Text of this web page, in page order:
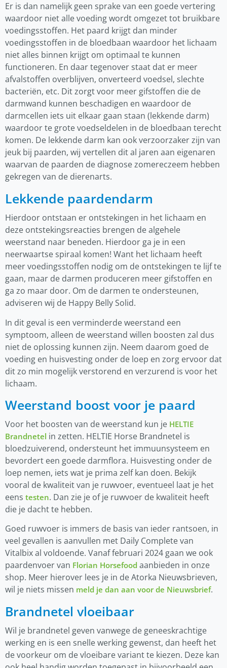
Er is dan namelijk geen sprake van een goede vertering
waardoor niet alle voeding wordt omgezet tot bruikbare
voedingsstoffen. Het paard krijgt dan minder
voedingsstoffen in de bloedbaan waardoor het lichaam
niet alles binnen krijgt om optimaal te kunnen
functioneren. En daar tegenover staat dat er meer
afvalstoffen overblijven, onverteerd voedsel, slechte
bacteriën, etc. Dit zorgt voor meer gifstoffen die de
darmwand kunnen beschadigen en waardoor de
darmcellen iets uit elkaar gaan staan (lekkende darm)
waardoor te grote voedseldelen in de bloedbaan terecht
komen. De lekkende darm kan ook verzoorzaker zijn van
jeuk bij paarden, wij vertellen dit al jaren aan eigenaren
waarvan de paarden de diagnose zomereczeem hebben
gekregen van de dierenarts.
Lekkende paardendarm
Hierdoor ontstaan er ontstekingen in het lichaam en
deze ontstekingsreacties brengen de algehele
weerstand naar beneden. Hierdoor ga je in een
neerwaartse spiraal komen! Want het lichaam heeft
meer voedingsstoffen nodig om de ontstekingen te lijf te
gaan, maar de darmen produceren meer gifstoffen en
ga zo maar door. Om de darmen te ondersteunen,
adviseren wij de Happy Belly Solid.
In dit geval is een verminderde weerstand een
symptoom, alleen de weerstand willen boosten zal dus
niet de oplossing kunnen zijn. Neem daarom goed de
voeding en huisvesting onder de loep en zorg ervoor dat
dit zo min mogelijk verstorend en verzurend is voor het
lichaam.
Weerstand boost voor je paard
Voor het boosten van de weerstand kun je HELTIE
Brandnetel in zetten. HELTIE Horse Brandnetel is
bloedzuiverend, ondersteunt het immuunsysteem en
bevordert een goede darmflora. Huisvesting onder de
loep nemen, iets wat je prima zelf kan doen. Bekijk
vooral de kwaliteit van je ruwvoer, eventueel laat je het
eens testen. Dan zie je of je ruwvoer de kwaliteit heeft
die je dacht te hebben.
Goed ruwvoer is immers de basis van ieder rantsoen, in
veel gevallen is aanvullen met Daily Complete van
Vitalbix al voldoende. Vanaf februari 2024 gaan we ook
paardenvoer van Florian Horsefood aanbieden in onze
shop. Meer hierover lees je in de Atorka Nieuwsbrieven,
wil je niets missen meld je dan aan voor de Nieuwsbrief.
Brandnetel vloeibaar
Wil je brandnetel geven vanwege de geneeskrachtige
werking en is een snelle werking gewenst, dan heeft het
de voorkeur om de vloeibare variant te kiezen. Deze kan